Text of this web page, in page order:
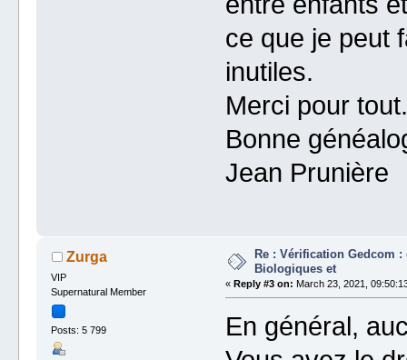
ce que je peut
inutiles.
Merci pour tout.
Bonne
Jean Prunière
Zurga
VIP
Supernatural Member
Posts: 5 799
Re : Vérification Gedcom :
Biologiques et
« Reply #3 on: March 23, 2021,
En général,